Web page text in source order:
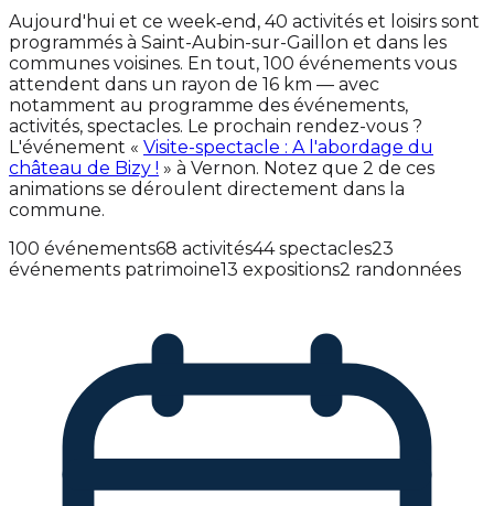
Aujourd'hui et ce week‑end, 40 activités et loisirs sont
programmés à Saint-Aubin-sur-Gaillon et dans les
communes voisines. En tout, 100 événements vous
attendent dans un rayon de 16 km — avec
notamment au programme des événements,
activités, spectacles. Le prochain rendez-vous ?
L'événement « Visite-spectacle : A l'abordage du
château de Bizy ! » à Vernon. Notez que 2 de ces
animations se déroulent directement dans la
commune.
100 événements68 activités44 spectacles23
événements patrimoine13 expositions2 randonnées